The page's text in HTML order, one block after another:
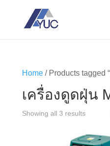
Home/ Products tagged
เครื่องดูดฝุ่น
Showing all 3 results